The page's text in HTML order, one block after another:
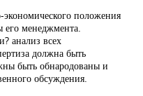
положения
его менеджмента.
анализ всех
должна быть
быть обнародованы и
обсуждения.